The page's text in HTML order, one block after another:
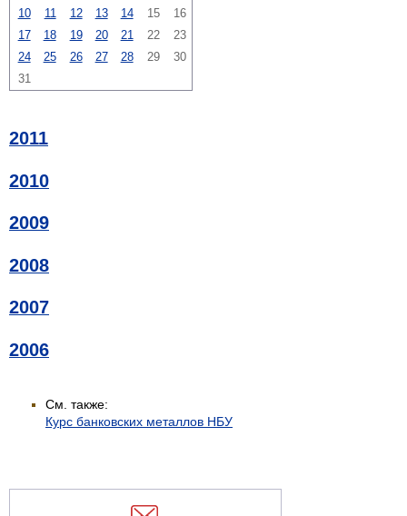
10
11 12 13 14 15
16
17
18 19 20 21 22
23
24
25 26 27 28 29
30
31
2011
2010
2009
2008
2007
2006
См. также:
Курс банковских металлов НБУ